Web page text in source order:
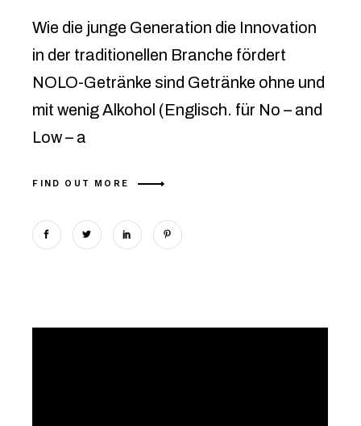
Wie die junge Generation die Innovation
in der traditionellen Branche fördert
NOLO-Getränke sind Getränke ohne und
mit wenig Alkohol (Englisch. für No – and
Low – a
FIND OUT MORE